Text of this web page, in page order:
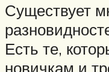
Существует
Есть те,
новичкам и